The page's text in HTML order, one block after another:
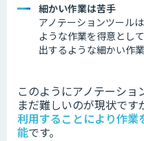
細かい作業は苦手
アノテーションツール
ような作業を得意として
出するような細かい作
このようにアノテーシ
まだ難しいのが現状です
利用することにより作業
能です。